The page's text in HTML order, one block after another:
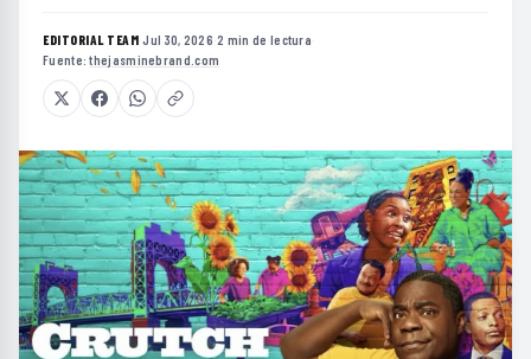
EDITORIAL TEAM·Jul 30, 2026·2 min de lectura·
Fuente:thejasminebrand.com